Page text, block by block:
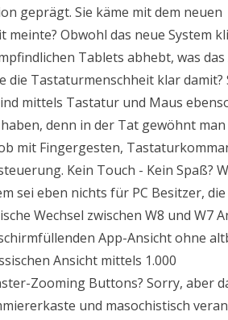
geprägt. Sie käme mit dem neuen
meinte? Obwohl das neue System
Tablets abhebt, was das
die Tastaturmenschheit klar damit?
mittels Tastatur und Maus
denn in der Tat gewöhnt man
mit Fingergesten,
Kein Touch - Kein Spaß?
sei eben nichts für PC Besitzer,
Wechsel zwischen W8 und W7
App-Ansicht ohne
Ansicht mittels 1.000
Zooming Buttons? Sorry, aber
und masochistisch